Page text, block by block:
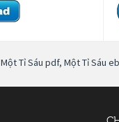
Một Tỉ Sáu pdf, Một Tỉ Sáu